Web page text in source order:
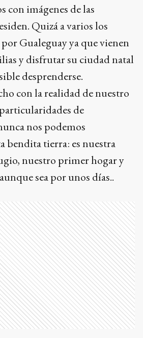
con imágenes de las
Quizá a varios los
por Gualeguay ya que vienen
y disfrutar su ciudad natal
desprenderse.
con la realidad de nuestro
de
nos podemos
bendita tierra: es nuestra
nuestro primer hogar y
sea por unos días..